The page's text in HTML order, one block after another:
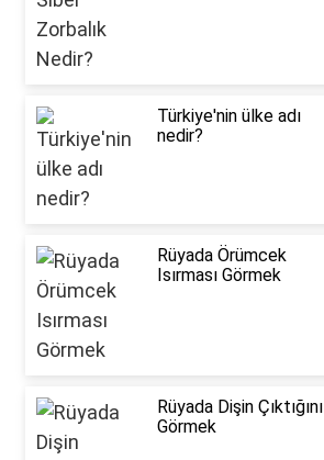
Türkiye'nin ülke adı
nedir?
Rüyada Örümcek
Isırması Görmek
Rüyada Dişin Çıktığını
Görmek